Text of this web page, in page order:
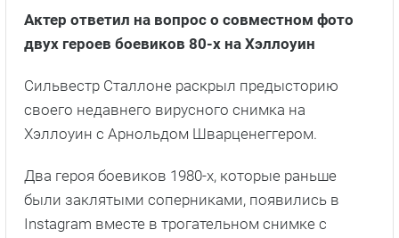
Актер ответил на вопрос о совместном фото
двух героев боевиков 80-х на Хэллоуин
Сильвестр Сталлоне раскрыл предысторию
своего недавнего вирусного снимка на
Хэллоуин с Арнольдом Шварценеггером.
Два героя боевиков 1980-х, которые раньше
были заклятыми соперниками, появились в
Instagram вместе в трогательном снимке с